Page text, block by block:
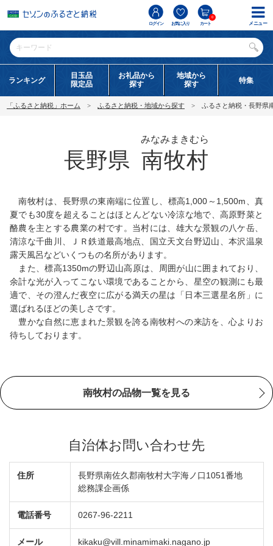
ログイン お気に入り カート
0
ランキング
目玉品
限定品
お礼品から
探す
地域から
探す
特集
「ふるさと納税」ホーム ふるさと納税・地域から探す ふるさと納税・長野県
長野県 南牧村
みなみまきむら
南牧村は、長野県の東南端に位置し、標高1,000～1,500m、真
夏でも30度を超えることはほとんどない冷涼な地で、高原野菜と
酪農を主とする農業の村です。当村には、雄大な景観の八ケ岳、
清涼な千曲川、ＪＲ鉄道最高地点、国立天文台野辺山、本沢温泉
露天風呂などいくつもの名所があります。
また、標高1350mの野辺山高原は、周囲が山に囲まれており、
余計な光が入ってこない環境であることから、星空の観測にも最
適で、その澄んだ夜空に広がる満天の星は「日本三選星名所」に
選ばれるほどの美しさです。
豊かな自然に恵まれた景観を誇る南牧村への来訪を、心よりお
待ちしております。
南牧村の品物一覧を見る
自治体お問い合わせ先
住所
長野県南佐久郡南牧村大字海ノ口1051番地
総務課企画係
電話番号 0267-96-2211
メール kikaku@vill.minamimaki.nagano.jp
メニュー